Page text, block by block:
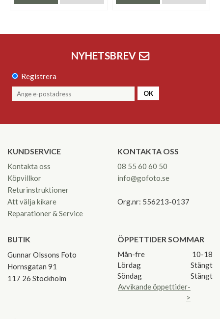
NYHETSBREV
Registrera
OK
KUNDSERVICE
Kontakta oss
Köpvillkor
Returinstruktioner
Att välja kikare
Reparationer & Service
KONTAKTA OSS
08 55 60 60 50
info@gofoto.se
Org.nr: 556213-0137
BUTIK
Gunnar Olssons Foto
Hornsgatan 91
117 26 Stockholm
ÖPPETTIDER SOMMAR
Mån-fre
10-18
Lördag
Stängt
Söndag
Stängt
Avvikande öppettider-
>